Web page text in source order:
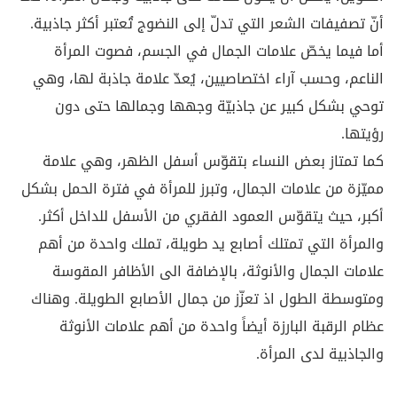
أنّ تصفيفات الشعر التي تدلّ إلى النضوج تُعتبر أكثر جاذبية.
أما فيما يخصّ علامات الجمال في الجسم، فصوت المرأة
الناعم، وحسب آراء اختصاصيين، يُعدّ علامة جاذبة لها، وهي
توحي بشكل كبير عن جاذبيّة وجهها وجمالها حتى دون
رؤيتها.
كما تمتاز بعض النساء بتقوّس أسفل الظهر، وهي علامة
مميّزة من علامات الجمال، وتبرز للمرأة في فترة الحمل بشكل
أكبر، حيث يتقوّس العمود الفقري من الأسفل للداخل أكثر.
والمرأة التي تمتلك أصابع يد طويلة، تملك واحدة من أهم
علامات الجمال والأنوثة، بالإضافة الى الأظافر المقوسة
ومتوسطة الطول اذ تعزّز من جمال الأصابع الطويلة. وهناك
عظام الرقبة البارزة أيضاً واحدة من أهم علامات الأنوثة
والجاذبية لدى المرأة.